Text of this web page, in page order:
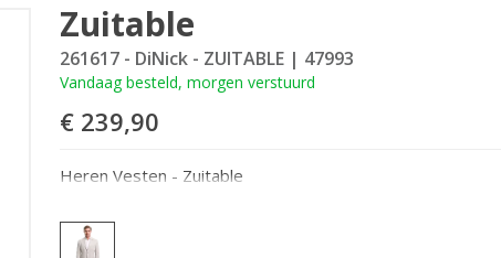
Zuitable
261617 - DiNick - ZUITABLE | 47993
Vandaag besteld, morgen verstuurd
€ 239,90
Heren Vesten - Zuitable